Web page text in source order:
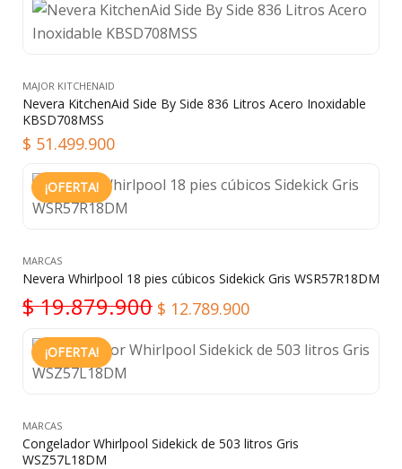
MAJOR KITCHENAID
Nevera KitchenAid Side By Side 836 Litros Acero Inoxidable
KBSD708MSS
$ 51.499.900
¡OFERTA!
MARCAS
Nevera Whirlpool 18 pies cúbicos Sidekick Gris WSR57R18DM
$19.879.900 $ 12.789.900
¡OFERTA!
MARCAS
Congelador Whirlpool Sidekick de 503 litros Gris
WSZ57L18DM